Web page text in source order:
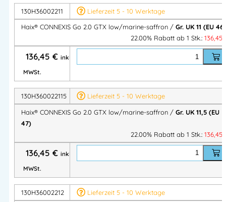
130H36002211
Lieferzeit 5 - 10 Werktage
Haix® CONNEXIS Go 2.0 GTX low/marine-saffron / Gr. UK 11 (EU 46)
22.00% Rabatt ab 1 Stk.: 136,45
136,45 € inkl.
MWSt.
130H360022115
Lieferzeit 5 - 10 Werktage
Haix® CONNEXIS Go 2.0 GTX low/marine-saffron / Gr. UK 11,5 (EU
47)
22.00% Rabatt ab 1 Stk.: 136,45
136,45 € inkl.
MWSt.
130H36002212
Lieferzeit 5 - 10 Werktage